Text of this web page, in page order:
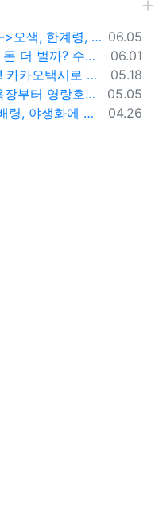
등록일
06.05
속초 설악산 소공원 주차장 ->오색, 한계령, 남교리, 백담사 용대리 택시 예약 방법
등록일
06.01
카카오 택시 가맹 하면 정말 돈 더 벌까? 수수료 대비 수익 분석과 비가맹의 영리한 선택
등록일
05.18
속초 설악산 택시 호출 꿀팁! 카카오택시로 빠르고 편하게 이용하는 방법
등록일
05.05
[속초 여행 코스] 속초해수욕장부터 영랑호까지, 꼭 가봐야 할 BEST 5
등록일
04.26
[인제 여행] 천상의 화원 곰배령, 야생화에 물들다 (예약 및 코스 팁)